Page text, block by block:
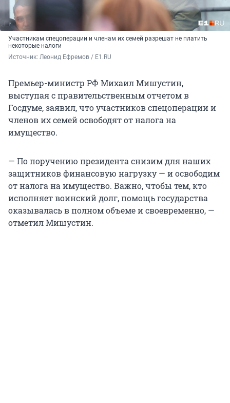
Участникам спецоперации и членам их семей разрешат не платить
некоторые налоги
Источник: Леонид Ефремов / E1.RU
Премьер-министр РФ Михаил Мишустин,
выступая с правительственным отчетом в
Госдуме, заявил, что участников спецоперации и
членов их семей освободят от налога на
имущество.
— По поручению президента снизим для наших
защитников финансовую нагрузку — и освободим
от налога на имущество. Важно, чтобы тем, кто
исполняет воинский долг, помощь государства
оказывалась в полном объеме и своевременно, —
отметил Мишустин.